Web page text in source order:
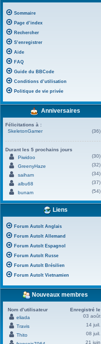
Sommaire
Page d’index
Rechercher
S’enregistrer
Aide
FAQ
Guide du BBCode
Conditions d’utilisation
Politique de vie privée
Anniversaires
Félicitations à :
SkeletonGamer
(36)
Durant les 5 prochains jours
Piwidoo
(30)
GreenyHaze
(32)
saiham
(34)
albu68
(37)
bunam
(54)
Liens
Forum AutoIt Anglais
Forum AutoIt Allemand
Forum AutoIt Espagnol
Forum AutoIt Russe
Forum AutoIt Brésilien
Forum AutoIt Vietnamien
Nouveaux membres
Nom d’utilisateur
Enregistré le
eliada
03 août
Travis
14 juil.
Thito
08 juil.
21 juin